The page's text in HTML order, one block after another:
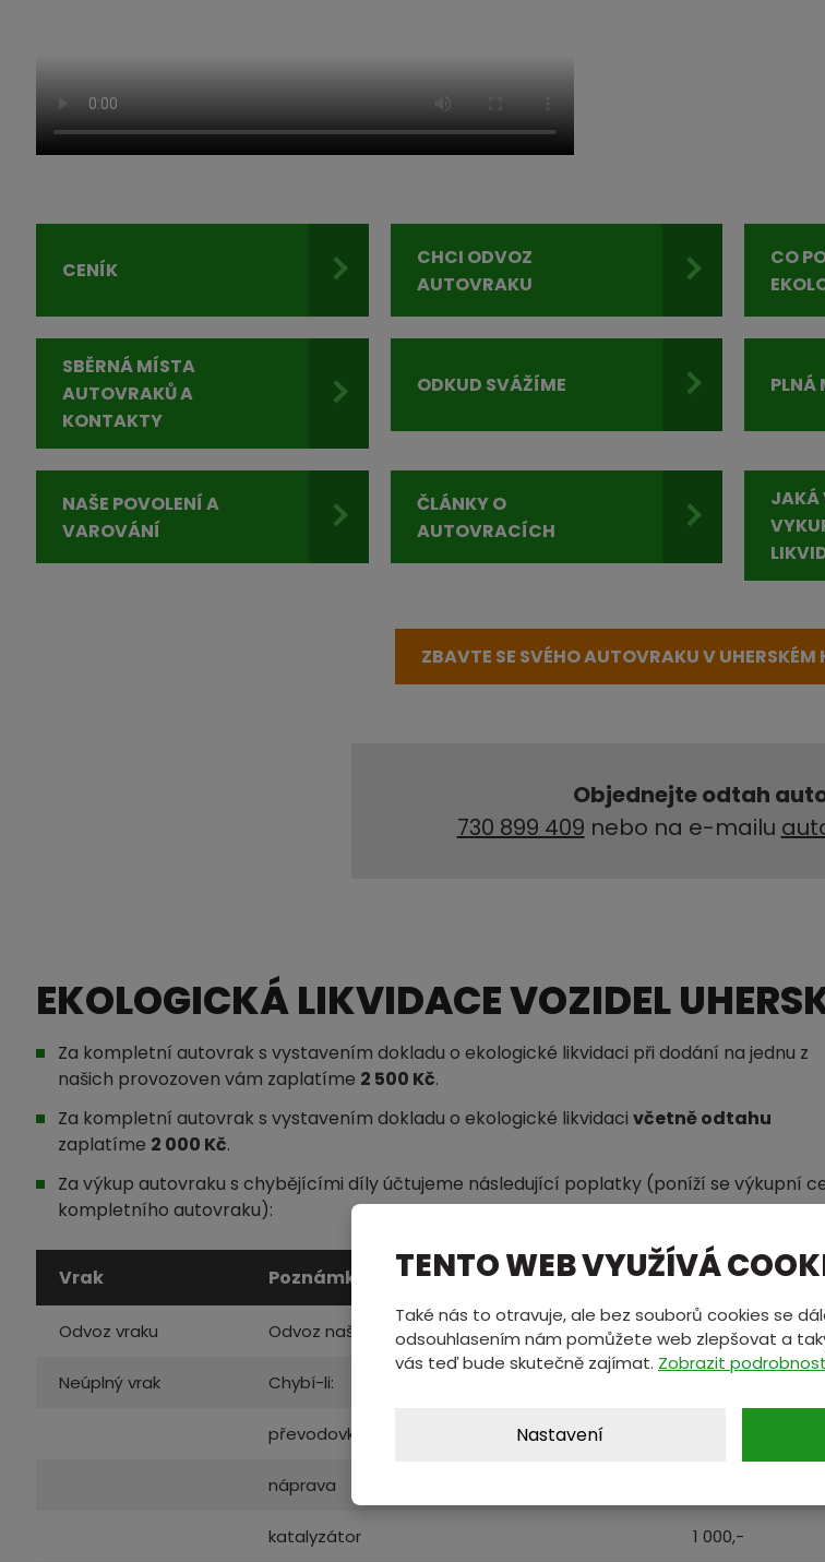
CENÍK
CHCI ODVOZ
AUTOVRAKU
CO
SBĚRNÁ MÍSTA
AUTOVRAKŮ A
KONTAKTY
ODKUD SVÁŽÍME PLNÁ
NAŠE POVOLENÍ A
VAROVÁNÍ
ČLÁNKY O
AUTOVRACÍCH
JAKÁ
ZBAVTE SE SVÉHO AUTOVRAKU V UHERSKÉM
Objednejte odtah
730 899 409 nebo na e-mailu
EKOLOGICKÁ LIKVIDACE VOZIDEL
Za kompletní autovrak s vystavením dokladu o ekologické likvidaci při dodání na jednu z
našich provozoven vám zaplatíme 2 500 Kč.
Za kompletní autovrak s vystavením dokladu o ekologické likvidaci včetně odtahu
zaplatíme 2 000 Kč.
Za výkup autovraku s chybějícími díly účtujeme následující poplatky (poníží se výkupní
kompletního autovraku):
Vrak Poznámka Poplatky
Odvoz vraku Odvoz naší odtahovou službou 500,- / kus
Neúplný vrak Chybí-li:
převodovka
náprava
katalyzátor 1 000,-
TENTO WEB VYUŽÍVÁ
Také nás to otravuje, ale bez souborů cookies se
odsouhlasením nám pomůžete web zlepšovat a
vás teď bude skutečně zajímat. Zobrazit
Nastavení